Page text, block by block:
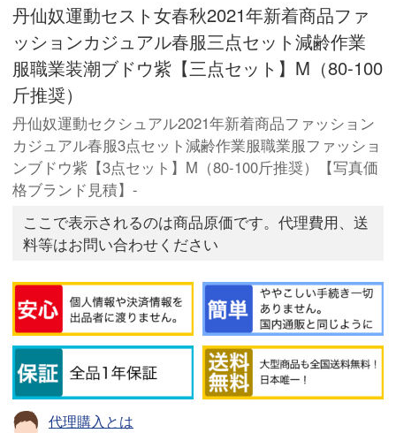
丹仙奴運動セスト女春秋2021年新着商品ファ
ッションカジュアル春服三点セット減齢作業
服職業装潮ブドウ紫【三点セット】M（80-100
斤推奨）
丹仙奴運動セクシュアル2021年新着商品ファッション
カジュアル春服3点セット減齢作業服職業服ファッショ
ンブドウ紫【3点セット】M（80-100斤推奨）【写真価
格ブランド見積】-
ここで表示されるのは商品原価です。代理費用、送
料等はお問い合わせください
代理購入とは